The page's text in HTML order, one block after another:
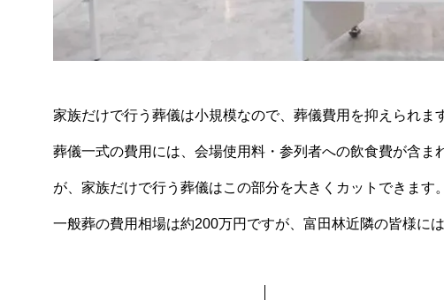
家族だけで行う葬儀は小規模なので、葬儀費用を抑えられま
葬儀一式の費用には、会場使用料・参列者への飲食費が含
が、家族だけで行う葬儀はこの部分を大きくカットできます。
一般葬の費用相場は約200万円ですが、富田林近隣の皆様に